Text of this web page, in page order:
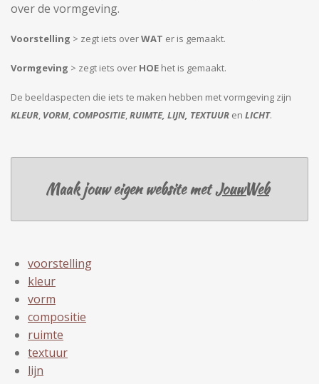
over de vormgeving.
Voorstelling > zegt iets overWAT er is gemaakt.
Vormgeving > zegt iets over HOE het is gemaakt.
De beeldaspecten die iets te maken hebben met vormgeving zijn
KLEUR, VORM,COMPOSITIE,RUIMTE, LIJN, TEXTUUR en LICHT.
Maak jouw eigen website met JouwWeb
voorstelling
kleur
vorm
compositie
ruimte
textuur
lijn